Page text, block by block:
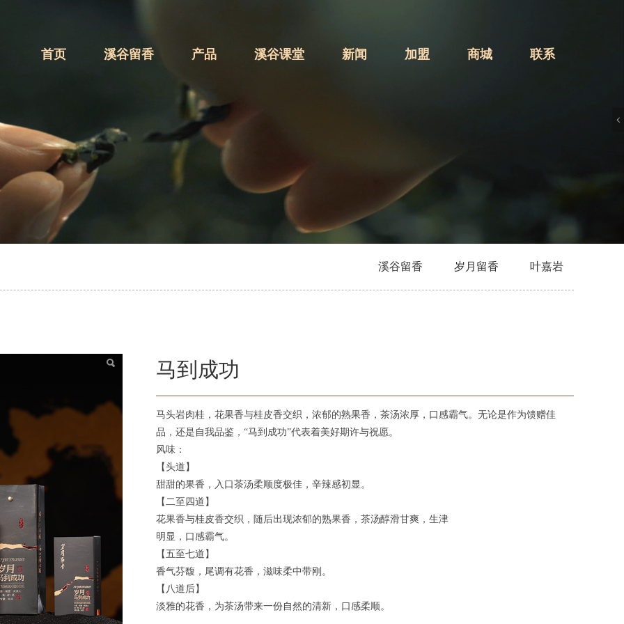
首页 溪谷留香 产品 溪谷课堂 新闻 加盟 商城 联系
溪谷留香 岁月留香 叶嘉岩
马到成功
马头岩肉桂，花果香与桂皮香交织，浓郁的熟果香，茶汤浓厚，口感霸气。无论是作为馈赠佳
品，还是自我品鉴，“马到成功”代表着美好期许与祝愿。
风味：
【头道】
甜甜的果香，入口茶汤柔顺度极佳，辛辣感初显。
【二至四道】
花果香与桂皮香交织，随后出现浓郁的熟果香，茶汤醇滑甘爽，生津
明显，口感霸气。
【五至七道】
香气芬馥，尾调有花香，滋味柔中带刚。
【八道后】
淡雅的花香，为茶汤带来一份自然的清新，口感柔顺。